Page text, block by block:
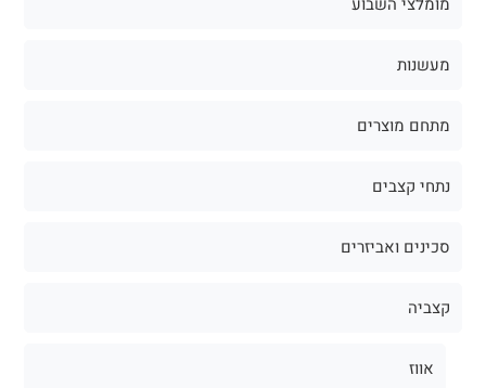
מעשנות
מתחם מוצרים
נתחי קצבים
סכינים ואביזרים
קצביה
אווז